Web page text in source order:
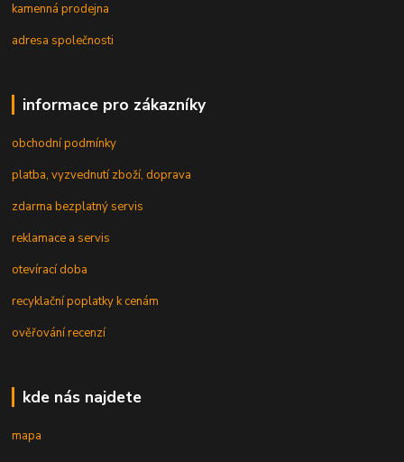
kamenná prodejna
adresa společnosti
informace pro zákazníky
obchodní podmínky
platba, vyzvednutí zboží, doprava
zdarma bezplatný servis
reklamace a servis
otevírací doba
recyklační poplatky k cenám
ověřování recenzí
kde nás najdete
mapa